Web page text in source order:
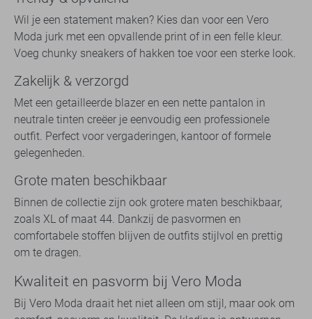
Wil je een statement maken? Kies dan voor een Vero
Moda jurk met een opvallende print of in een felle kleur.
Voeg chunky sneakers of hakken toe voor een sterke look.
Zakelijk & verzorgd
Met een getailleerde blazer en een nette pantalon in
neutrale tinten creëer je eenvoudig een professionele
outfit. Perfect voor vergaderingen, kantoor of formele
gelegenheden.
Grote maten beschikbaar
Binnen de collectie zijn ook grotere maten beschikbaar,
zoals XL of maat 44. Dankzij de pasvormen en
comfortabele stoffen blijven de outfits stijlvol en prettig
om te dragen.
Kwaliteit en pasvorm bij Vero Moda
Bij Vero Moda draait het niet alleen om stijl, maar ook om